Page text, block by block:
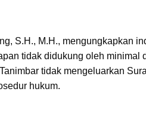
S.H., M.H., mengungkapkan
tidak didukung oleh
tidak mengeluarkan
hukum.